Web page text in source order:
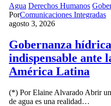
Agua Derechos Humanos
PorComunicaciones Integradas
agosto 3, 2026
Gobernanza
indispensable ante
América Latina
(*) Por Elaine Alvarado Abrir
de agua es una realidad…